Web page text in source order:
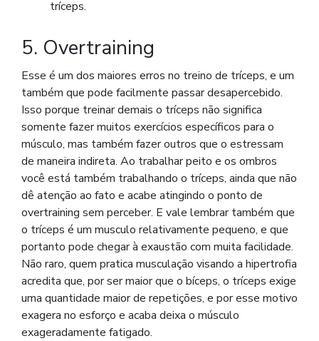
tríceps.
5. Overtraining
Esse é um dos maiores erros no treino de tríceps, e um
também que pode facilmente passar desapercebido.
Isso porque treinar demais o tríceps não significa
somente fazer muitos exercícios específicos para o
músculo, mas também fazer outros que o estressam
de maneira indireta. Ao trabalhar peito e os ombros
você está também trabalhando o tríceps, ainda que não
dê atenção ao fato e acabe atingindo o ponto de
overtraining sem perceber. E vale lembrar também que
o tríceps é um musculo relativamente pequeno, e que
portanto pode chegar à exaustão com muita facilidade.
Não raro, quem pratica musculação visando a hipertrofia
acredita que, por ser maior que o bíceps, o tríceps exige
uma quantidade maior de repetições, e por esse motivo
exagera no esforço e acaba deixa o músculo
exageradamente fatigado.